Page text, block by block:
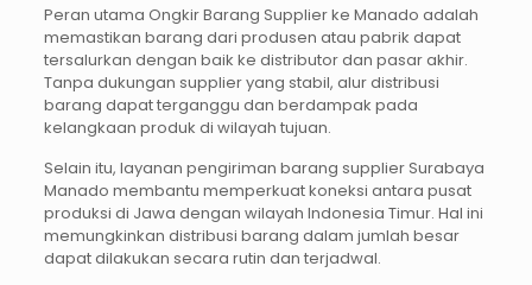
Peran utama Ongkir Barang Supplier ke Manado adalah
memastikan barang dari produsen atau pabrik dapat
tersalurkan dengan baik ke distributor dan pasar akhir.
Tanpa dukungan supplier yang stabil, alur distribusi
barang dapat terganggu dan berdampak pada
kelangkaan produk di wilayah tujuan.
Selain itu, layanan pengiriman barang supplier Surabaya
Manado membantu memperkuat koneksi antara pusat
produksi di Jawa dengan wilayah Indonesia Timur. Hal ini
memungkinkan distribusi barang dalam jumlah besar
dapat dilakukan secara rutin dan terjadwal.